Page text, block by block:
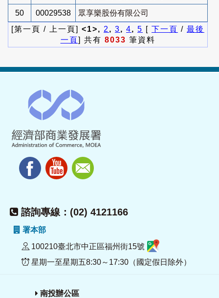
50 00029538
眾享樂股份有限公司
[第一頁 / 上一頁] <1>, 2 , 3, 4, 5 [ 下一頁 / 最後
一頁] 共有 8033 筆資料
諮詢專線：(02) 4121166
署本部
100210臺北市中正區福州街15號
星期一至星期五8:30～17:30（國定假日除外）
南投辦公區